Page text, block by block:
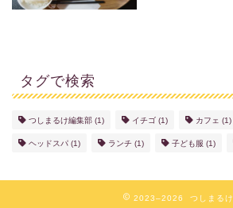
タグで検索
つしまるけ編集部 (1) イチゴ (1) カフェ (1)
ヘッドスパ (1) ランチ (1) 子ども服 (1)
2023–2026 つしまるけ